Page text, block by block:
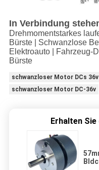
In Verbindung
Drehmomentstarkes
Bürste | Schwanzlose
Elektroauto | Fahrzeug-
Bürste
schwanzloser Motor DCs 36v
schwanzloser Motor DC-36v
Erhalten